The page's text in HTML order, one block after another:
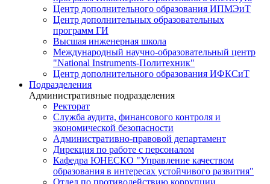
Центр дополнительного образования ИПМЭиТ
Центр дополнительных образовательных
программ ГИ
Высшая инженерная школа
Международный научно-образовательный центр
"National Instruments-Политехник"
Центр дополнительного образования ИФКСиТ
Подразделения
Административные подразделения
Ректорат
Служба аудита, финансового контроля и
экономической безопасности
Административно-правовой департамент
Дирекция по работе с персоналом
Кафедра ЮНЕСКО "Управление качеством
образования в интересах устойчивого развития"
Отдел по противодействию коррупции